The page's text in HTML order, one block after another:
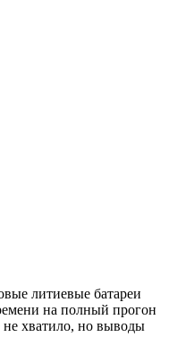
литиевые батареи
на полный прогон
хватило, но выводы